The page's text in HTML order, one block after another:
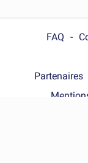
FAQ
Partenaires